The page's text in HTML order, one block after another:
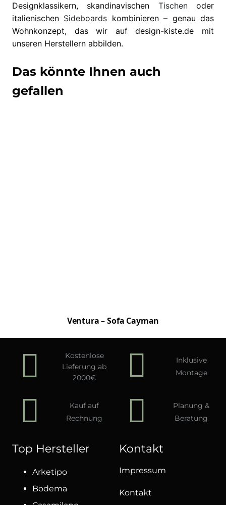
Designklassikern, skandinavischen Tischenoder
italienischen Sideboards kombinieren – genau das
Wohnkonzept, das wir auf design-kiste.de mit
unseren Herstellern abbilden.
Das könnte Ihnen auch
gefallen
Ventura – Sofa Cayman
Kostenlose
Lieferung ab
2000€
Inklusive
Montage
Kauf auf
Rechnung
Planung &
Beratung
Top Hersteller
Arketipo
Bodema
Kontakt
Impressum
Kontakt